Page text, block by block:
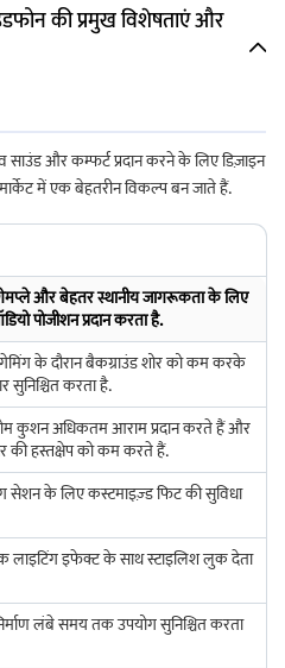
की प्रमुख विशेषताएं और
और कम्फर्ट प्रदान करने के लिए डिज़ाइन
में एक बेहतरीन विकल्प बन जाते हैं.
और बेहतर स्थानीय जागरूकता के लिए
पोजीशन प्रदान करता है.
के दौरान बैकग्राउंड शोर को कम करके
सुनिश्चित करता है.
कुशन अधिकतम आराम प्रदान करते हैं और
की हस्तक्षेप को कम करते हैं.
सेशन के लिए कस्टमाइज़्ड फिट की सुविधा
लाइटिंग इफेक्ट के साथ स्टाइलिश लुक देता
लंबे समय तक उपयोग सुनिश्चित करता